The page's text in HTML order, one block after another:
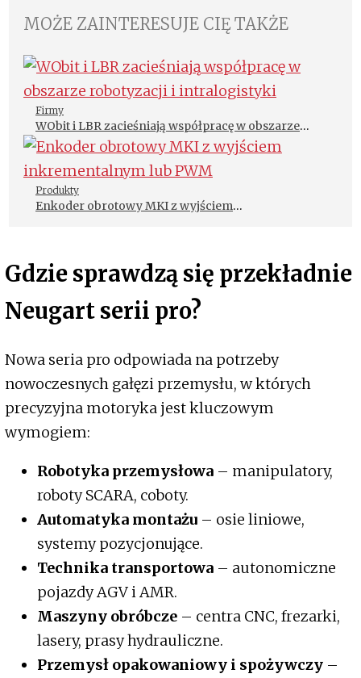
MOŻE ZAINTERESUJE CIĘ TAKŻE
Firmy
WObit i LBR zacieśniają współpracę w obszarze
robotyzacji i intralogistyki
Produkty
Enkoder obrotowy MKI z wyjściem
Gdzie sprawdzą się przekładnie
Neugart serii pro?
Nowa seria pro odpowiada na potrzeby
nowoczesnych gałęzi przemysłu, w których
precyzyjna motoryka jest kluczowym
wymogiem:
Robotyka przemysłowa – manipulatory,
roboty SCARA, coboty.
Automatyka montażu – osie liniowe,
systemy pozycjonujące.
Technika transportowa – autonomiczne
pojazdy AGV i AMR.
Maszyny obróbcze – centra CNC, frezarki,
lasery, prasy hydrauliczne.
Przemysł opakowaniowy i spożywczy –